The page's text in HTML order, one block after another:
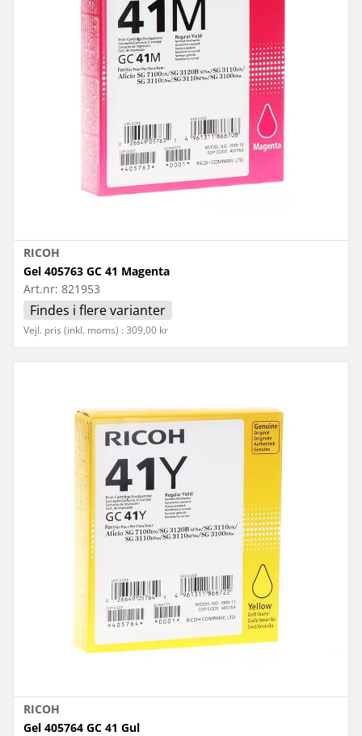
RICOH
Gel 405763 GC 41 Magenta
Art.nr: 821953
Findes i flere varianter
Vejl. pris (inkl. moms) : 309,00 kr
RICOH
Gel 405764 GC 41 Gul